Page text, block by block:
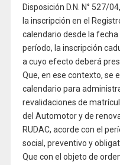
Disposición D.N. N° 527/
la inscripción en el
calendario desde la
período, la inscripción
a cuyo efecto deberá
Que, en ese contexto, se
calendario para
revalidaciones de
del Automotor y de
RUDAC, acorde con el
social, preventivo y
Que con el objeto de